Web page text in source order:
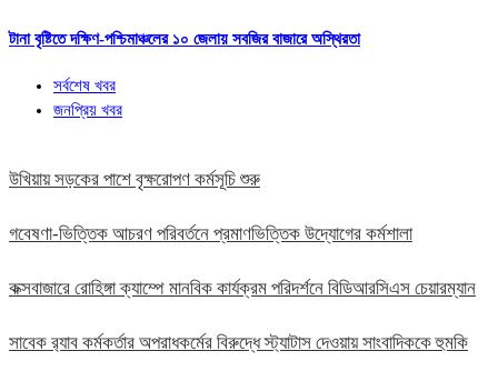
টানা বৃষ্টিতে দক্ষিণ-পশ্চিমাঞ্চলের ১০ জেলায় সবজির বাজারে অস্থিরতা
সর্বশেষ খবর
জনপ্রিয় খবর
উখিয়ায় সড়কের পাশে বৃক্ষরোপণ কর্মসূচি শুরু
গবেষণা-ভিত্তিক আচরণ পরিবর্তনে প্রমাণভিত্তিক উদ্যোগের কর্মশালা
কক্সবাজারে রোহিঙ্গা ক্যাম্পে মানবিক কার্যক্রম পরিদর্শনে বিডিআরসিএস চেয়ারম্যান
সাবেক র‍্যাব কর্মকর্তার অপরাধকর্মের বিরুদ্ধে স্ট্যাটাস দেওয়ায় সাংবাদিককে হুমকি